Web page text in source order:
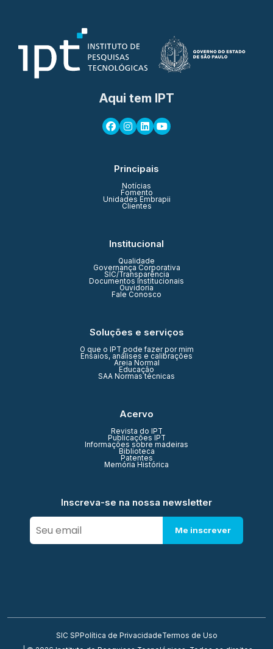
Aqui tem IPT
Principais
Notícias
Fomento
Unidades Embrapii
Clientes
Institucional
Qualidade
Governança Corporativa
SIC/Transparência
Documentos Institucionais
Ouvidoria
Fale Conosco
Soluções e serviços
O que o IPT pode fazer por mim
Ensaios, análises e calibrações
Areia Normal
Educação
SAA Normas técnicas
Acervo
Revista do IPT
Publicações IPT
Informações sobre madeiras
Biblioteca
Patentes
Memória Histórica
Inscreva-se na nossa newsletter
Me inscrever
SIC SP Política de PrivacidadeTermos de Uso